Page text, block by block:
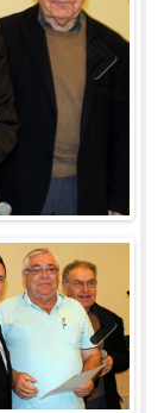
Next
Next